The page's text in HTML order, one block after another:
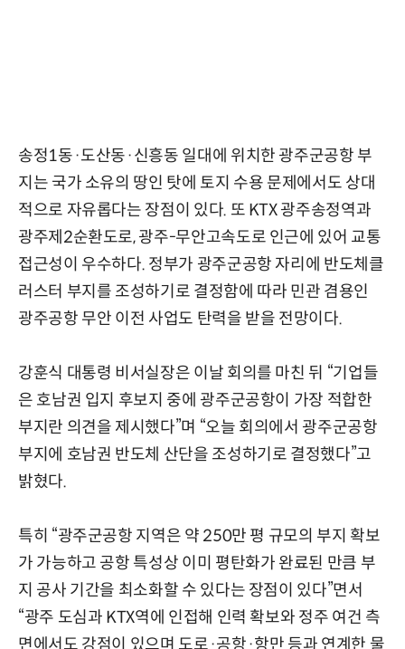
송정1동·도산동·신흥동 일대에 위치한 광주군공항 부
지는 국가 소유의 땅인 탓에 토지 수용 문제에서도 상대
적으로 자유롭다는 장점이 있다. 또 KTX 광주송정역과
광주제2순환도로, 광주-무안고속도로 인근에 있어 교통
접근성이 우수하다. 정부가 광주군공항 자리에 반도체클
러스터 부지를 조성하기로 결정함에 따라 민관 겸용인
광주공항 무안 이전 사업도 탄력을 받을 전망이다.
강훈식 대통령 비서실장은 이날 회의를 마친 뒤 “기업들
은 호남권 입지 후보지 중에 광주군공항이 가장 적합한
부지란 의견을 제시했다”며 “오늘 회의에서 광주군공항
부지에 호남권 반도체 산단을 조성하기로 결정했다”고
밝혔다.
특히 “광주군공항 지역은 약 250만 평 규모의 부지 확보
가 가능하고 공항 특성상 이미 평탄화가 완료된 만큼 부
지 공사 기간을 최소화할 수 있다는 장점이 있다”면서
“광주 도심과 KTX역에 인접해 인력 확보와 정주 여건 측
면에서도 강점이 있으며 도로·공항·항만 등과 연계한 물